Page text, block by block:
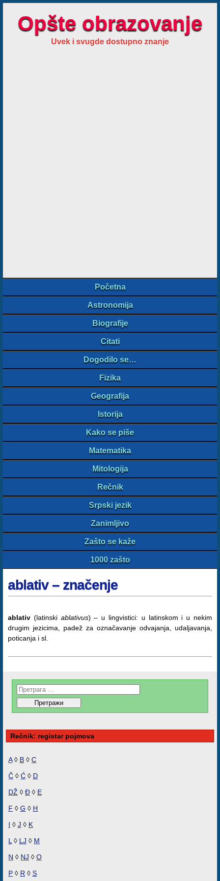
Opšte obrazovanje
Uvek i svugde dostupno znanje
Početna
Astronomija
Biografije
Citati
Dogodilo se…
Fizika
Geografija
Istorija
Kako se piše
Matematika
Mitologija
Rečnik
Srpski jezik
Zanimljivo
Zašto se kaže
1000 zašto
ablativ – značenje
ablativ (latinski ablativus) – u lingvistici: u latinskom i u nekim
drugim jezicima, padež za označavanje odvajanja, udaljavanja,
poticanja i sl.
Rečnik: registar pojmova
A◊ B ◊ C
Č ◊ Ć ◊ D
DŽ ◊ Đ ◊ E
F ◊ G ◊ H
I ◊ J ◊ K
L ◊ LJ ◊ M
N ◊ NJ ◊ O
P ◊ R ◊ S